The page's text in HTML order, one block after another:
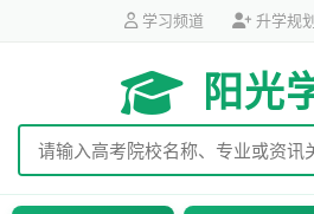
学习频道 升学规划
阳光